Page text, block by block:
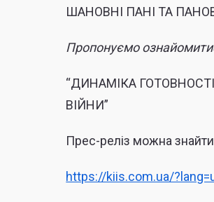
ШАНОВНІ ПАНІ ТА
Пропонуємо
“ДИНАМІКА
ВІЙНИ”
Прес-реліз можна
https://kiis.com.ua/